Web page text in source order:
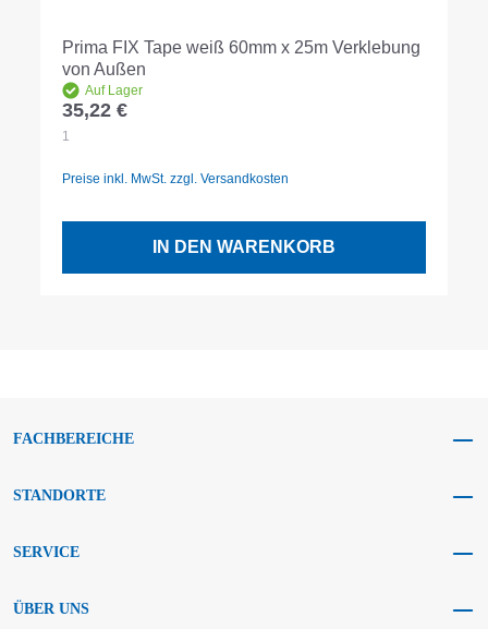
Prima FIX Tape weiß 60mm x 25m Verklebung
von Außen
Auf Lager
Regulärer Preis:
35,22 €
1
Preise inkl. MwSt. zzgl. Versandkosten
IN DEN WARENKORB
FACHBEREICHE
STANDORTE
SERVICE
ÜBER UNS